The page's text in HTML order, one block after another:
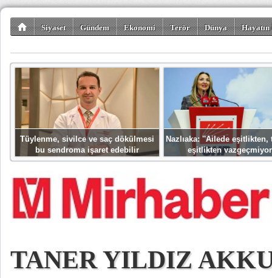
Siyaset Gündem Ekonomi Terör Dünya
Tüylenme, sivilce ve saç dökülmesi
bu sendroma işaret edebilir
Nazlıaka: ''Ailede eşitlikten,
eşitlikten
TANER YILDIZ